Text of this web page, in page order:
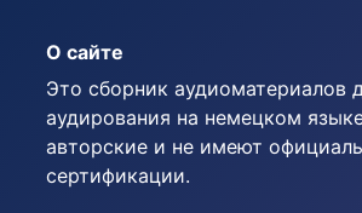
О сайте
Это сборник аудиоматериалов
аудирования на немецком
авторские и не имеют
сертификации.